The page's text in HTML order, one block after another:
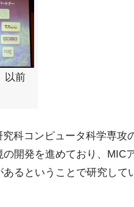
以前
科コンピュータ科学専攻
開発を進めており、MIC
るということで研究して